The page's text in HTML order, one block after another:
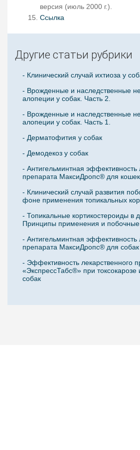
версия (июль 2000 г.).
Ссылка
Другие статьи рубрики
- Клинический случай ихтиоза у
- Врожденные и наследственные
алопеции у собак. Часть 2.
- Врожденные и наследственные
алопеции у собак. Часть 1.
- Дерматофития у собак
- Демодекоз у собак
- Антигельминтная эффективность
препарата МаксиДропс® для кошек
- Клинический случай развития
фоне применения топикальных
- Топикальные кортикостероиды в
Принципы применения и
- Антигельминтная эффективность
препарата МаксиДропс® для собак
- Эффективность лекарственного
«ЭкспрессТабс®» при токсокарозе
собак